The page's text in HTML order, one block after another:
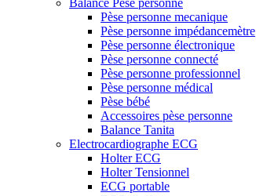
Balance Pèse personne
Pèse personne mecanique
Pèse personne impédancemètre
Pèse personne électronique
Pèse personne connecté
Pèse personne professionnel
Pèse personne médical
Pèse bébé
Accessoires pèse personne
Balance Tanita
Electrocardiographe ECG
Holter ECG
Holter Tensionnel
ECG portable